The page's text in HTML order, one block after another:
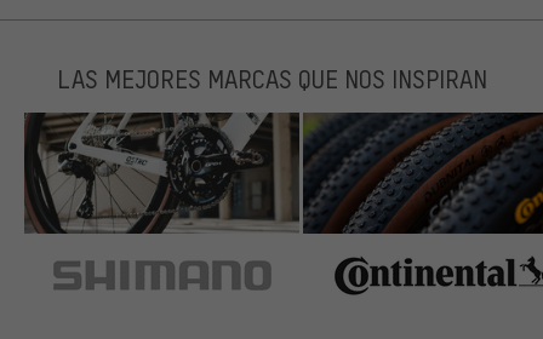
LAS MEJORES MARCAS QUE NOS INSPIRAN